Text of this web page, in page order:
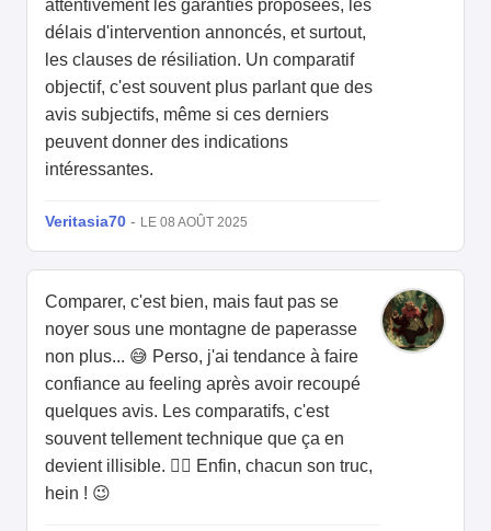
attentivement les garanties proposées, les
délais d'intervention annoncés, et surtout,
les clauses de résiliation. Un comparatif
objectif, c'est souvent plus parlant que des
avis subjectifs, même si ces derniers
peuvent donner des indications
intéressantes.
Veritasia70 - LE 08 AOÛT 2025
Comparer, c'est bien, mais faut pas se
noyer sous une montagne de paperasse
non plus... 😅 Perso, j'ai tendance à faire
confiance au feeling après avoir recoupé
quelques avis. Les comparatifs, c'est
souvent tellement technique que ça en
devient illisible. 🤷‍♂️ Enfin, chacun son truc,
hein ! 😉